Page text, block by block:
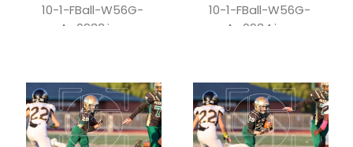
10-1-FBall-W56G-
A_0933.jpg
10-1-FBall-W56G-
A_0934.jpg